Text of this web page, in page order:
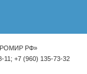
РФ»
11; +7 (960) 135-73-32